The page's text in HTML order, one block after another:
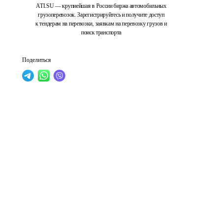
ATI.SU — крупнейшая в России биржа автомобильных
грузоперевозок. Зарегистрируйтесь и получите доступ
к тендерам на перевозки, заявкам на перевозку грузов и
поиск транспорта
Поделиться